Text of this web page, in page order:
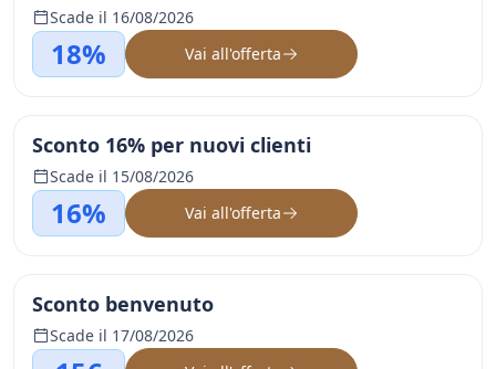
Scade il 16/08/2026
18% Vai all'offerta
Sconto 16% per nuovi clienti
Scade il 15/08/2026
16% Vai all'offerta
Sconto benvenuto
Scade il 17/08/2026